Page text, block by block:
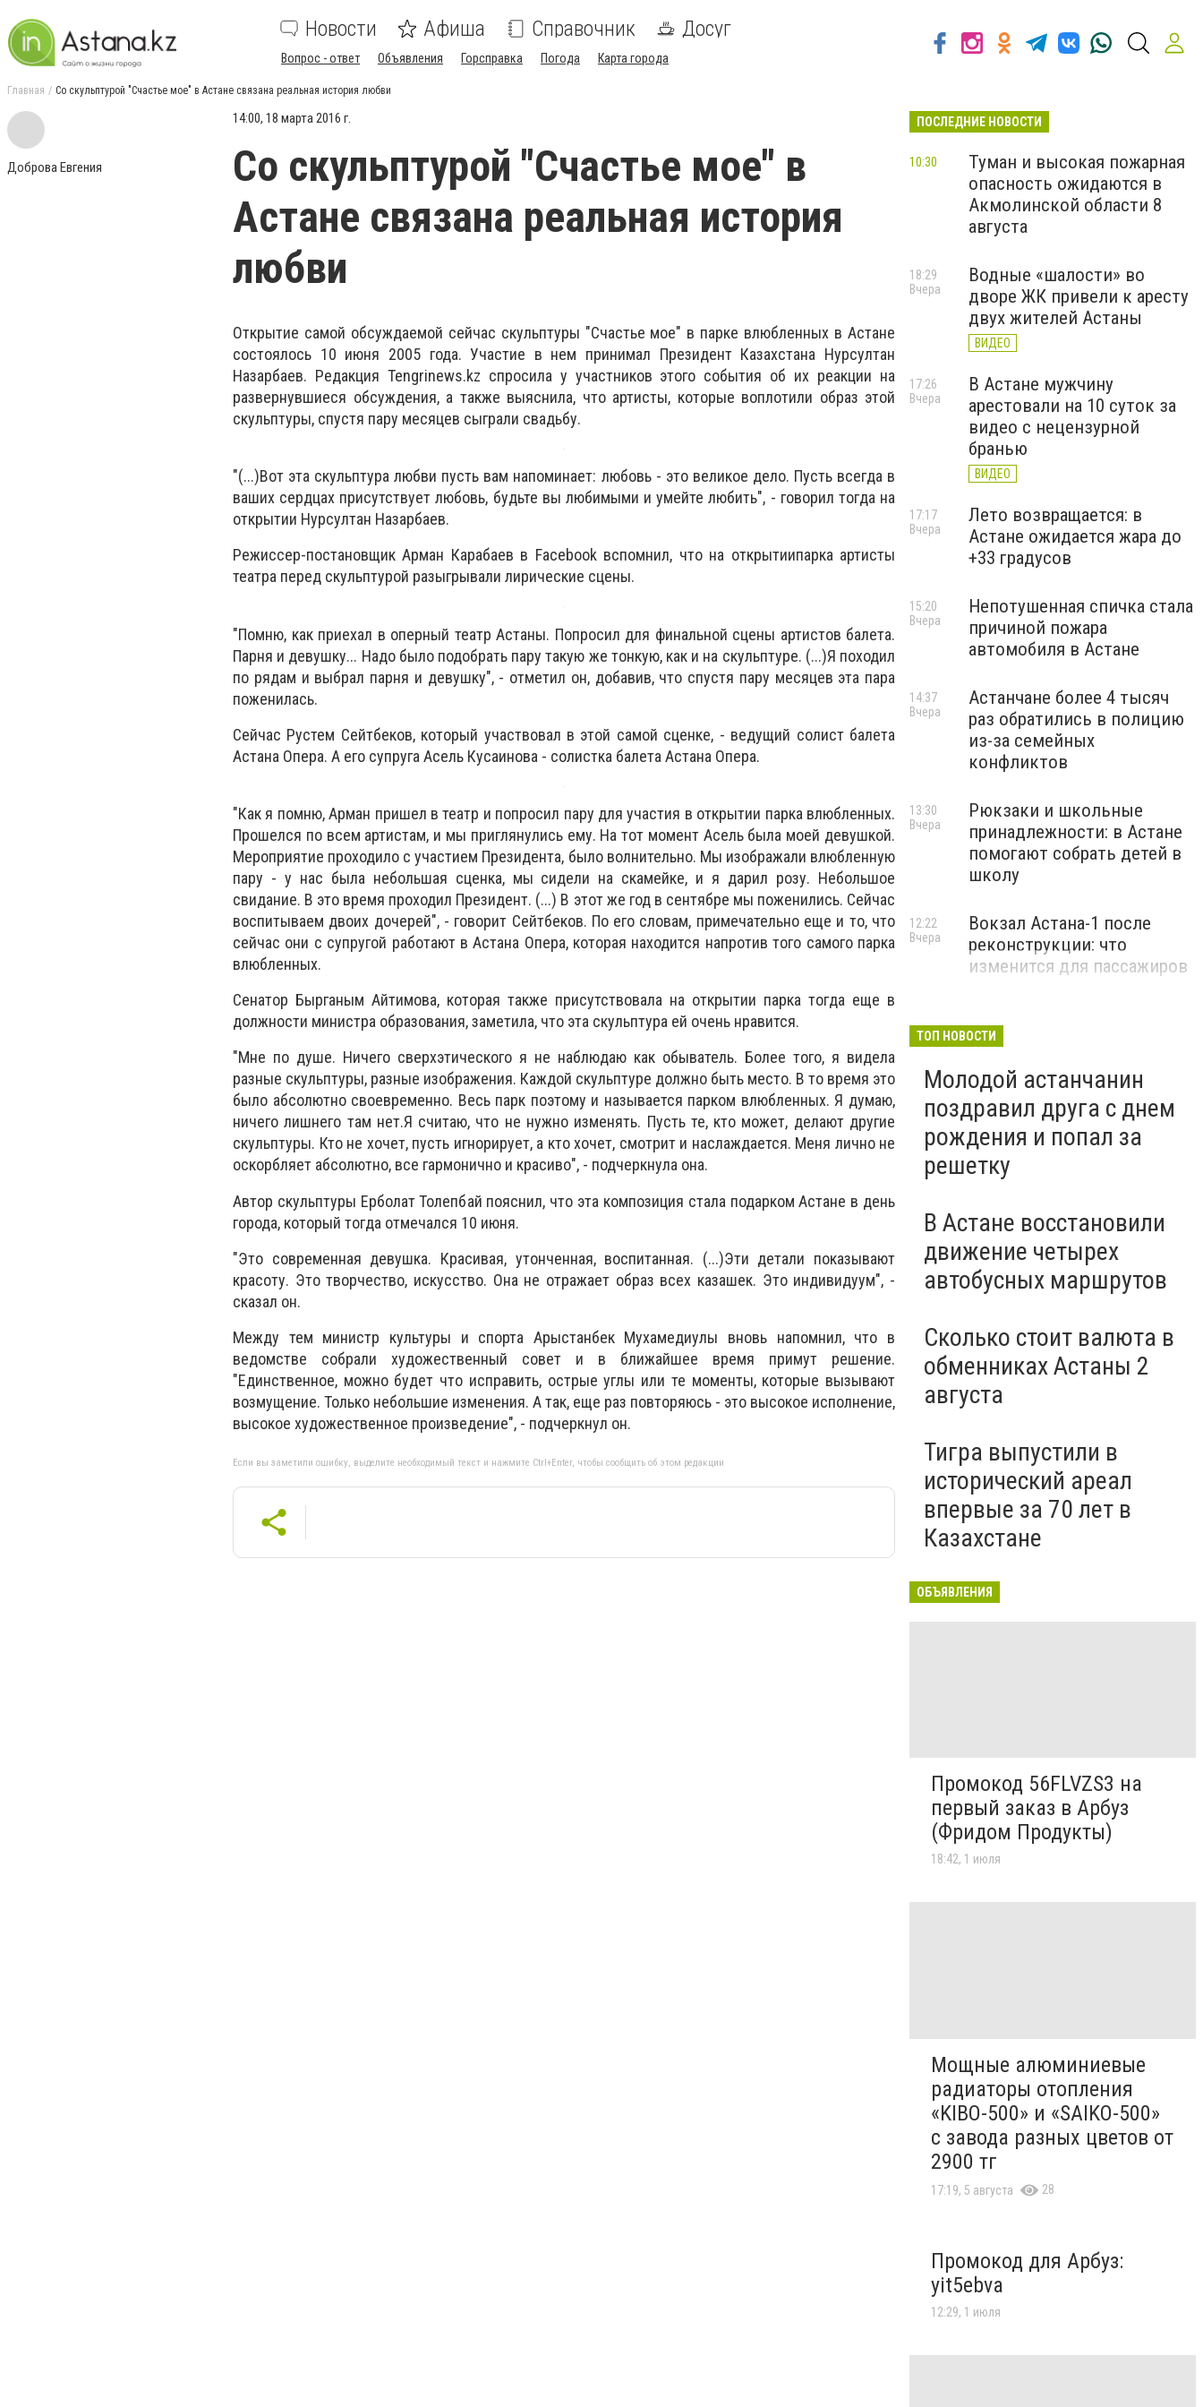
Новости Афиша Справочник Досуг
Вопрос - ответ Объявления Горсправка Погода Карта города
Главная Со скульптурой "Счастье мое" в Астане связана реальная история любви
Доброва Евгения
14:00, 18 марта 2016 г.
Со скульптурой "Счастье мое" в
Астане связана реальная история
любви
Открытие самой обсуждаемой сейчас скульптуры "Счастье мое" в парке влюбленных в Астане
состоялось 10 июня 2005 года. Участие в нем принимал Президент Казахстана Нурсултан
Назарбаев. Редакция Tengrinews.kz спросила у участников этого события об их реакции на
развернувшиеся обсуждения, а также выяснила, что артисты, которые воплотили образ этой
скульптуры, спустя пару месяцев сыграли свадьбу.
"(...)Вот эта скульптура любви пусть вам напоминает: любовь - это великое дело. Пусть всегда в
ваших сердцах присутствует любовь, будьте вы любимыми и умейте любить", - говорил тогда на
открытии Нурсултан Назарбаев.
Режиссер-постановщик Арман Карабаев в Facebook вспомнил, что на открытиипарка артисты
театра перед скульптурой разыгрывали лирические сцены.
"Помню, как приехал в оперный театр Астаны. Попросил для финальной сцены артистов балета.
Парня и девушку... Надо было подобрать пару такую же тонкую, как и на скульптуре. (...)Я походил
по рядам и выбрал парня и девушку", - отметил он, добавив, что спустя пару месяцев эта пара
поженилась.
Сейчас Рустем Сейтбеков, который участвовал в этой самой сценке, - ведущий солист балета
Астана Опера. А его супруга Асель Кусаинова - солистка балета Астана Опера.
"Как я помню, Арман пришел в театр и попросил пару для участия в открытии парка влюбленных.
Прошелся по всем артистам, и мы приглянулись ему. На тот момент Асель была моей девушкой.
Мероприятие проходило с участием Президента, было волнительно. Мы изображали влюбленную
пару - у нас была небольшая сценка, мы сидели на скамейке, и я дарил розу. Небольшое
свидание. В это время проходил Президент. (...) В этот же год в сентябре мы поженились. Сейчас
воспитываем двоих дочерей", - говорит Сейтбеков. По его словам, примечательно еще и то, что
сейчас они с супругой работают в Астана Опера, которая находится напротив того самого парка
влюбленных.
Сенатор Бырганым Айтимова, которая также присутствовала на открытии парка тогда еще в
должности министра образования, заметила, что эта скульптура ей очень нравится.
"Мне по душе. Ничего сверхэтического я не наблюдаю как обыватель. Более того, я видела
разные скульптуры, разные изображения. Каждой скульптуре должно быть место. В то время это
было абсолютно своевременно. Весь парк поэтому и называется парком влюбленных. Я думаю,
ничего лишнего там нет.Я считаю, что не нужно изменять. Пусть те, кто может, делают другие
скульптуры. Кто не хочет, пусть игнорирует, а кто хочет, смотрит и наслаждается. Меня лично не
оскорбляет абсолютно, все гармонично и красиво", - подчеркнула она.
Автор скульптуры Ерболат Толепбай пояснил, что эта композиция стала подарком Астане в день
города, который тогда отмечался 10 июня.
"Это современная девушка. Красивая, утонченная, воспитанная. (...)Эти детали показывают
красоту. Это творчество, искусство. Она не отражает образ всех казашек. Это индивидуум", -
сказал он.
Между тем министр культуры и спорта Арыстанбек Мухамедиулы вновь напомнил, что в
ведомстве собрали художественный совет и в ближайшее время примут решение.
"Единственное, можно будет что исправить, острые углы или те моменты, которые вызывают
возмущение. Только небольшие изменения. А так, еще раз повторяюсь - это высокое исполнение,
высокое художественное произведение", - подчеркнул он.
Если вы заметили ошибку, выделите необходимый текст и нажмите Ctrl+Enter, чтобы сообщить об этом редакции
ПОСЛЕДНИЕ НОВОСТИ
Туман и высокая пожарная
опасность ожидаются в
Акмолинской области 8
августа
10:30
Водные «шалости» во
дворе ЖК привели к аресту
двух жителей Астаны
ВИДЕО
18:29
Вчера
В Астане мужчину
арестовали на 10 суток за
видео с нецензурной
бранью
ВИДЕО
17:26
Вчера
Лето возвращается: в
Астане ожидается жара до
+33 градусов
17:17
Вчера
Непотушенная спичка стала
причиной пожара
автомобиля в Астане
15:20
Вчера
Астанчане более 4 тысяч
раз обратились в полицию
из-за семейных
конфликтов
14:37
Вчера
Рюкзаки и школьные
принадлежности: в Астане
помогают собрать детей в
школу
13:30
Вчера
Вокзал Астана-1 после
реконструкции: что
изменится для пассажиров
12:22
Вчера
ТОП НОВОСТИ
Молодой астанчанин
поздравил друга с днем
рождения и попал за
решетку
В Астане восстановили
движение четырех
автобусных маршрутов
Сколько стоит валюта в
обменниках Астаны 2
августа
Тигра выпустили в
исторический ареал
впервые за 70 лет в
Казахстане
ОБЪЯВЛЕНИЯ
Промокод 56FLVZS3 на
первый заказ в Арбуз
(Фридом Продукты)
18:42, 1 июля
Мощные алюминиевые
радиаторы отопления
«KIBO-500» и «SAIKO-500»
с завода разных цветов от
2900 тг
17:19, 5 августа 28
Промокод для Арбуз:
yit5ebva
12:29, 1 июля